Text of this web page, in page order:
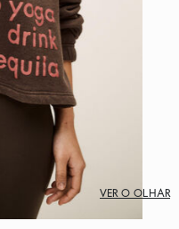
VER O OLHAR